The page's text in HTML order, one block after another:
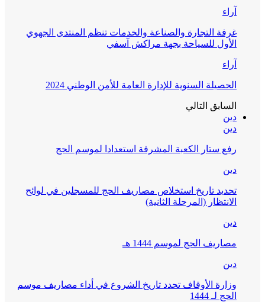
آراء
غرفة التجارة والصناعة والخدمات تنظم المنتدى الجهوي
الأول للسياحة بجهة مراكش آسفي
آراء
الحصيلة السنوية للإدارة العامة للأمن الوطني 2024
السابق التالي
دين
دين
رفع ستار الكعبة المشرفة استعدادا لموسم الحج
دين
تحديد تاريخ استخلاص مصاريف الحج للمسجلين في لوائح
الانتظار (المرحلة الثانية)
دين
مصاريف الحج لموسم 1444 هـ
دين
وزارة الأوقاف تحدد تاريخ الشروع في أداء مصاريف موسم
الحج لـ 1444